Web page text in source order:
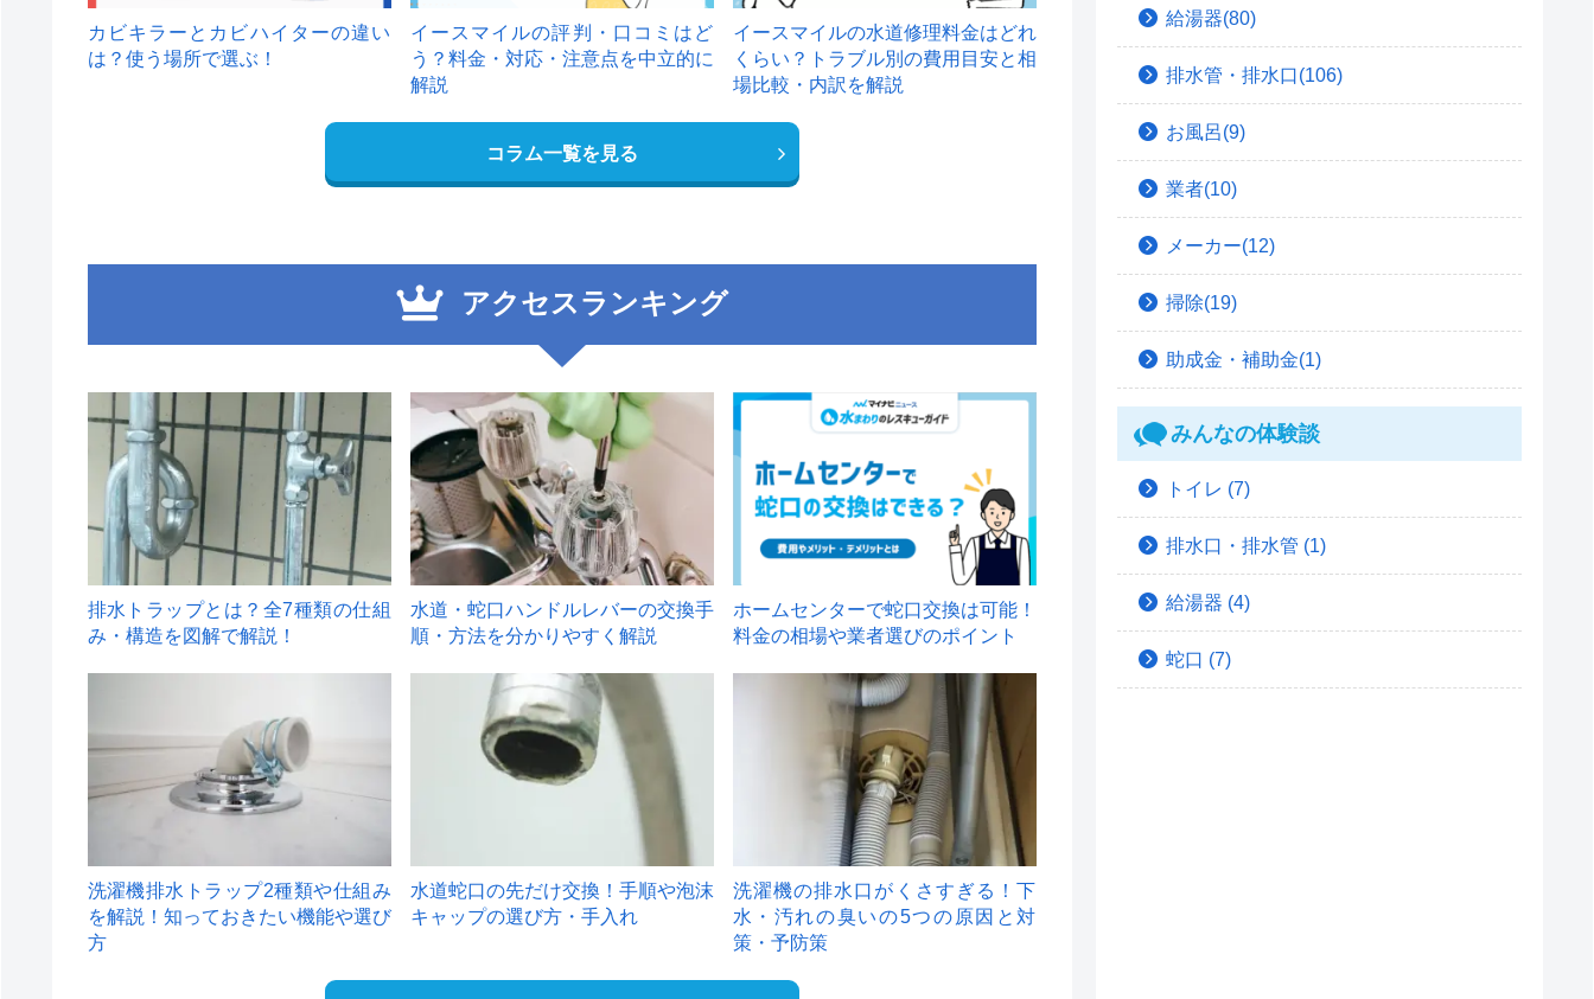
カビキラーとカビハイターの違い
は？使う場所で選ぶ！
イースマイルの評判・口コミはど
う？料金・対応・注意点を中立的に
解説
イースマイルの水道修理料金はどれ
くらい？トラブル別の費用目安と相
場比較・内訳を解説
コラム一覧を見る
アクセスランキング
1
排水トラップとは？全7種類の仕組
み・構造を図解で解説！
2
水道・蛇口ハンドルレバーの交換手
順・方法を分かりやすく解説
ホームセンターで蛇口交換は可能！
料金の相場や業者選びのポイント
洗濯機排水トラップ2種類や仕組み
を解説！知っておきたい機能や選び
方
水道蛇口の先だけ交換！手順や泡沫
キャップの選び方・手入れ
洗濯機の排水口がくさすぎる！下
水・汚れの臭いの5つの原因と対
策・予防策
給湯器(80)
排水管・排水口(106)
お風呂(9)
業者(10)
メーカー(12)
掃除(19)
助成金・補助金(1)
みんなの体験談
トイレ (7)
排水口・排水管 (1)
給湯器 (4)
蛇口 (7)